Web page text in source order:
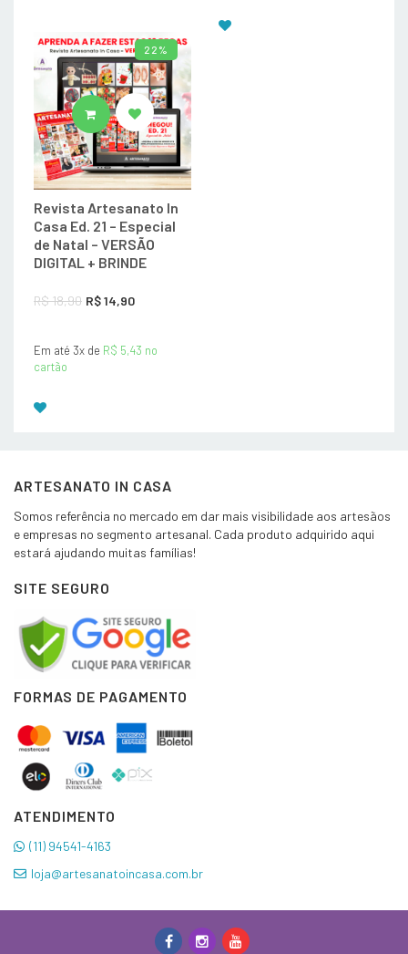
22%
Revista Artesanato In
Casa Ed. 21 – Especial
de Natal – VERSÃO
DIGITAL + BRINDE
R$18,90 O
original
R$14,90
atual
ADICIONAR AO CARRINHO
Em até 3x de R$ 5,43 no
cartão
ARTESANATO IN CASA
Somos referência no mercado em dar mais visibilidade aos artesãos
e empresas no segmento artesanal. Cada produto adquirido aqui
estará ajudando muitas famílias!
SITE SEGURO
FORMAS DE PAGAMENTO
ATENDIMENTO
(11) 94541-4163
loja@artesanatoincasa.com.br